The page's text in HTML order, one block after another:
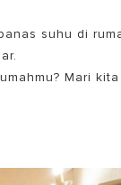
suhu di
Mari kita